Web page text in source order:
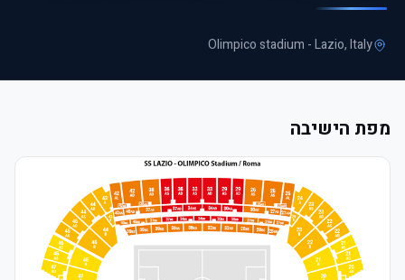
Olimpico stadium - Lazio, Italy
מפת הישיבה